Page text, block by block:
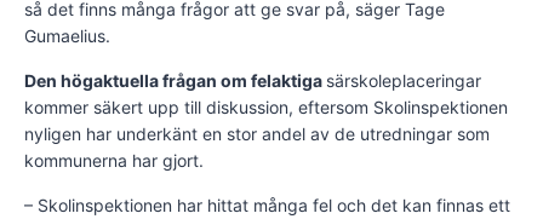
så det finns många frågor att ge svar på, säger Tage
Gumaelius.
Den högaktuella frågan om felaktiga särskoleplaceringar
kommer säkert upp till diskussion, eftersom Skolinspektionen
nyligen har underkänt en stor andel av de utredningar som
kommunerna har gjort.
– Skolinspektionen har hittat många fel och det kan finnas ett